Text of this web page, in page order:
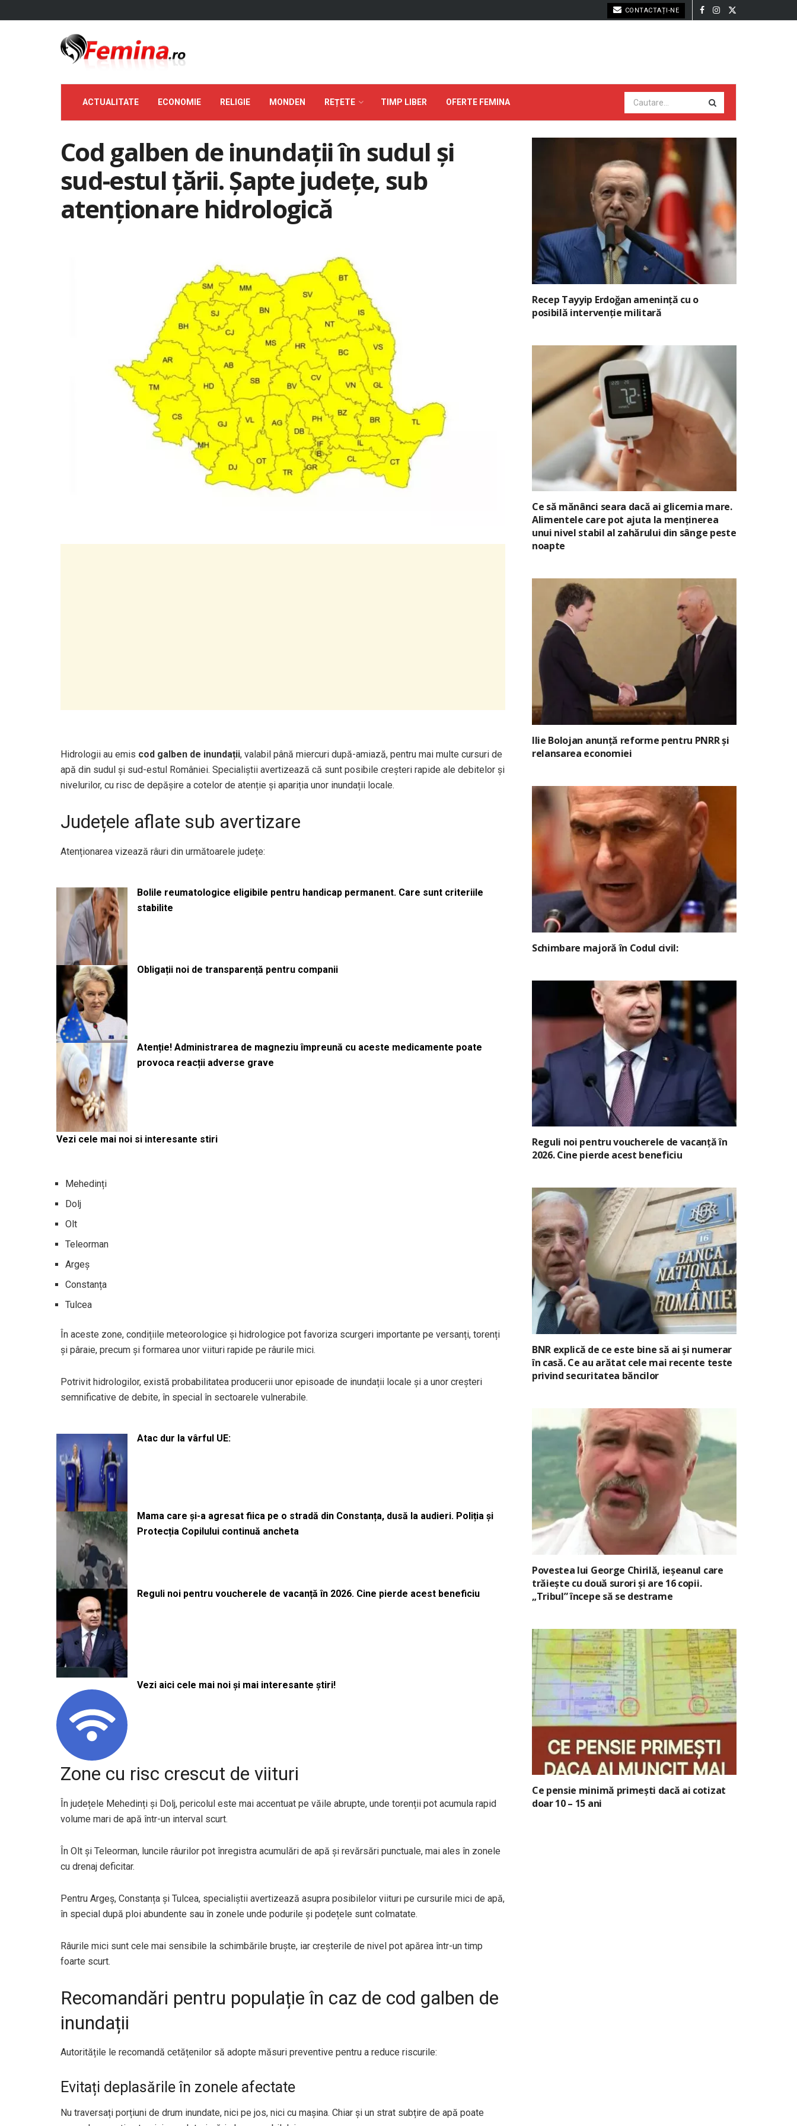
CONTACTAȚI-NE
ACTUALITATE ECONOMIE RELIGIE MONDEN REȚETE TIMP LIBER OFERTE FEMINA
Cod galben de inundații în sudul și
sud-estul țării. Șapte județe, sub
atenționare hidrologică
Hidrologii au emis cod galben de inundații, valabil până miercuri după-amiază, pentru mai multe cursuri de
apă din sudul și sud-estul României. Specialiștii avertizează că sunt posibile creșteri rapide ale debitelor și
nivelurilor, cu risc de depășire a cotelor de atenție și apariția unor inundații locale.
Județele aflate sub avertizare
Atenționarea vizează râuri din următoarele județe:
Bolile reumatologice eligibile pentru handicap permanent. Care sunt criteriile
stabilite
Obligații noi de transparență pentru companii
Atenție! Administrarea de magneziu împreună cu aceste medicamente poate
provoca reacții adverse grave
Vezi cele mai noi si interesante stiri
Mehedinți
Dolj
Olt
Teleorman
Argeș
Constanța
Tulcea
În aceste zone, condițiile meteorologice și hidrologice pot favoriza scurgeri importante pe versanți, torenți
și pâraie, precum și formarea unor viituri rapide pe râurile mici.
Potrivit hidrologilor, există probabilitatea producerii unor episoade de inundații locale și a unor creșteri
semnificative de debite, în special în sectoarele vulnerabile.
Atac dur la vârful UE:
Mama care și-a agresat fiica pe o stradă din Constanța, dusă la audieri. Poliția și
Protecția Copilului continuă ancheta
Reguli noi pentru voucherele de vacanță în 2026. Cine pierde acest beneficiu
Vezi aici cele mai noi și mai interesante știri!
Zone cu risc crescut de viituri
În județele Mehedinți și Dolj, pericolul este mai accentuat pe văile abrupte, unde torenții pot acumula rapid
volume mari de apă într-un interval scurt.
În Olt și Teleorman, luncile râurilor pot înregistra acumulări de apă și revărsări punctuale, mai ales în zonele
cu drenaj deficitar.
Pentru Argeș, Constanța și Tulcea, specialiștii avertizează asupra posibilelor viituri pe cursurile mici de apă,
în special după ploi abundente sau în zonele unde podurile și podețele sunt colmatate.
Râurile mici sunt cele mai sensibile la schimbările bruște, iar creșterile de nivel pot apărea într-un timp
foarte scurt.
Recomandări pentru populație în caz de cod galben de
inundații
Autoritățile le recomandă cetățenilor să adopte măsuri preventive pentru a reduce riscurile:
Evitați deplasările în zonele afectate
Nu traversați porțiuni de drum inundate, nici pe jos, nici cu mașina. Chiar și un strat subțire de apă poate
Recep Tayyip Erdoğan amenință cu o
posibilă intervenție militară
Ce să mănânci seara dacă ai glicemia mare.
Alimentele care pot ajuta la menținerea
unui nivel stabil al zahărului din sânge peste
noapte
Ilie Bolojan anunță reforme pentru PNRR și
relansarea economiei
Schimbare majoră în Codul civil:
Reguli noi pentru voucherele de vacanță în
2026. Cine pierde acest beneficiu
BNR explică de ce este bine să ai și numerar
în casă. Ce au arătat cele mai recente teste
privind securitatea băncilor
Povestea lui George Chirilă, ieșeanul care
trăiește cu două surori și are 16 copii.
„Tribul” începe să se destrame
Ce pensie minimă primești dacă ai cotizat
doar 10 – 15 ani